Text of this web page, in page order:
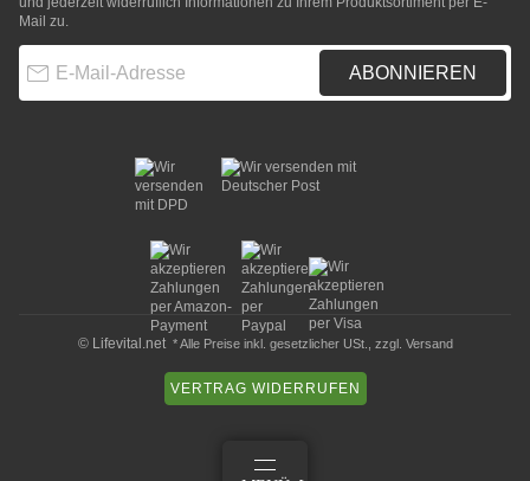
Mail zu.
ABONNIEREN
© Lifevital.net* Alle Preise inkl. gesetzlicher USt., zzgl. Versand
VERTRAG WIDERRUFEN